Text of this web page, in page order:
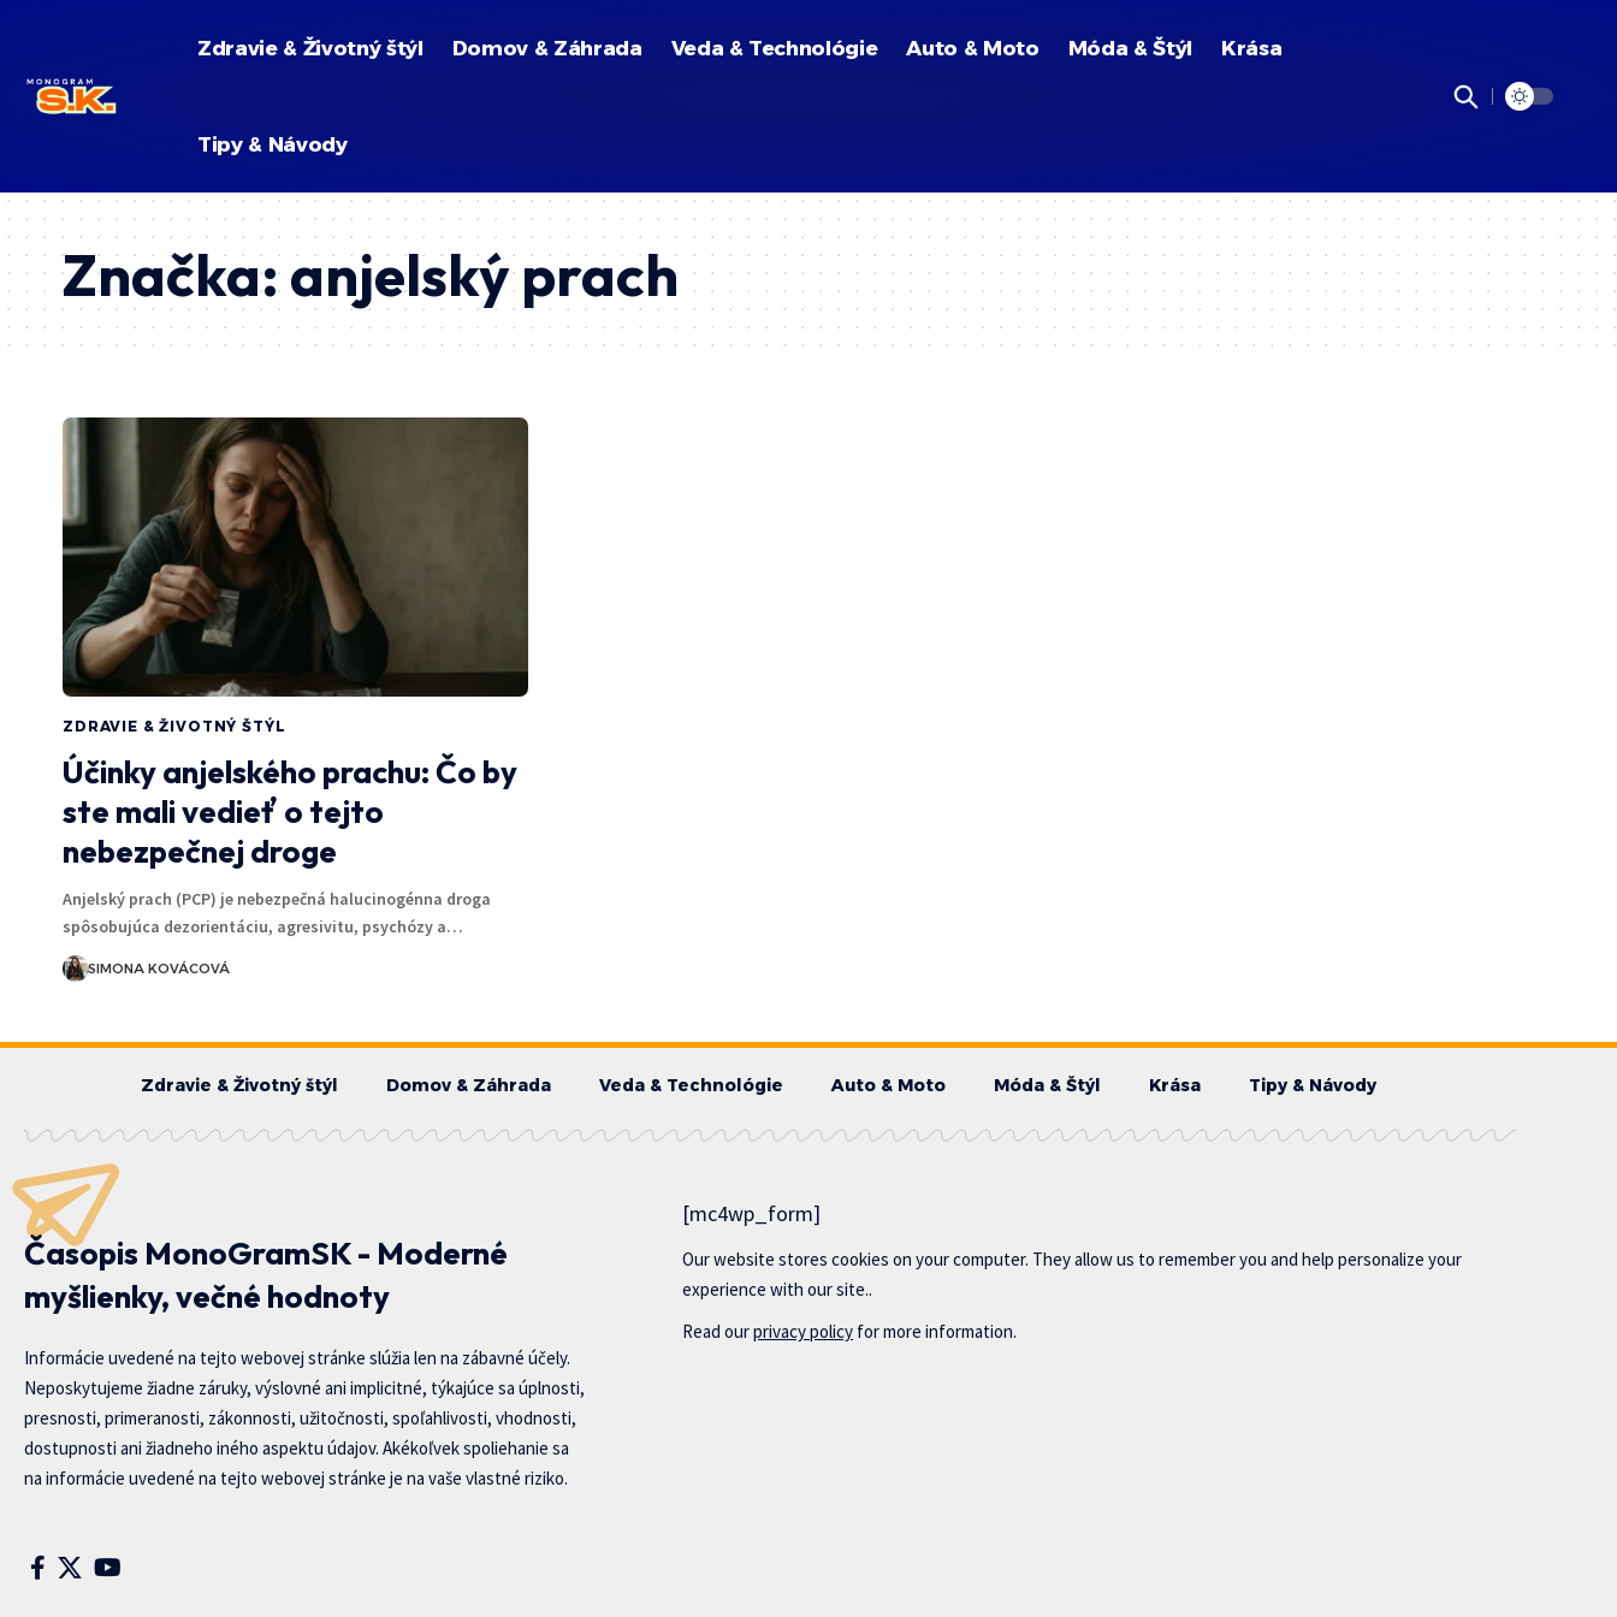
Zdravie & Životný štýl Domov & Záhrada Veda & Technológie Auto & Moto Móda & Štýl Krása
Tipy & Návody
Značka:anjelský prach
ZDRAVIE & ŽIVOTNÝ ŠTÝL
Účinky anjelského prachu: Čo by
ste mali vedieť o tejto
nebezpečnej droge
Anjelský prach (PCP) je nebezpečná halucinogénna droga
spôsobujúca dezorientáciu, agresivitu, psychózy a…
SIMONA KOVÁCOVÁ
Zdravie & Životný štýl Domov & Záhrada Veda & Technológie Auto & Moto Móda & Štýl Krása Tipy & Návody
Časopis MonoGramSK - Moderné
myšlienky, večné hodnoty
Informácie uvedené na tejto webovej stránke slúžia len na zábavné účely.
Neposkytujeme žiadne záruky, výslovné ani implicitné, týkajúce sa úplnosti,
presnosti, primeranosti, zákonnosti, užitočnosti, spoľahlivosti, vhodnosti,
dostupnosti ani žiadneho iného aspektu údajov. Akékoľvek spoliehanie sa
na informácie uvedené na tejto webovej stránke je na vaše vlastné riziko.
[mc4wp_form]
Our website stores cookies on your computer. They allow us to remember you and help personalize your
experience with our site..
Read ourprivacy policy for more information.